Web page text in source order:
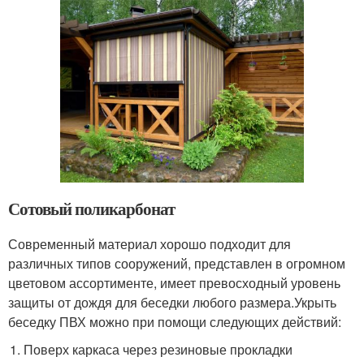
Сотовый поликарбонат
Современный материал хорошо подходит для
различных типов сооружений, представлен в огромном
цветовом ассортименте, имеет превосходный уровень
защиты от дождя для беседки любого размера.Укрыть
беседку ПВХ можно при помощи следующих действий:
Поверх каркаса через резиновые прокладки